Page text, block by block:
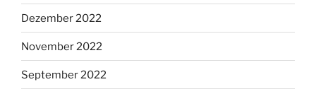
Dezember 2022
November 2022
September 2022